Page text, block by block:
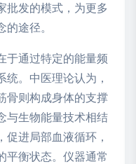
批发的模式，为更多
途径。
于通过特定的能量频
。中医理论认为，
骨则构成身体的支撑
与生物能量技术相结
进局部血液循环，
平衡状态。仪器通常